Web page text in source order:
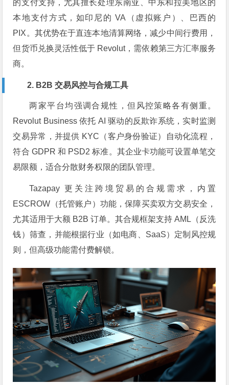
的支付支持，尤其擅长处理东南亚、中东和拉美地区的
本地支付方式，如印尼的 VA（虚拟账户）、巴西的
PIX。其优势在于直连本地清算网络，减少中间行费用，
但货币兑换灵活性低于 Revolut，需依赖第三方汇率服务
商。
2. B2B 交易风控与合规工具
两家平台均强调合规性，但风控策略各有侧重。
Revolut Business 依托 AI 驱动的反欺诈系统，实时监测
交易异常，并提供 KYC（客户身份验证）自动化流程，
符合 GDPR 和 PSD2 标准。其企业卡功能可设置单笔交
易限额，适合分散财务权限的团队管理。
Tazapay 更关注跨境贸易的合规需求，内置
ESCROW（托管账户）功能，保障买卖双方交易安全，
尤其适用于大额 B2B 订单。其合规框架支持 AML（反洗
钱）筛查，并能根据行业（如电商、SaaS）定制风控规
则，但高级功能需付费解锁。